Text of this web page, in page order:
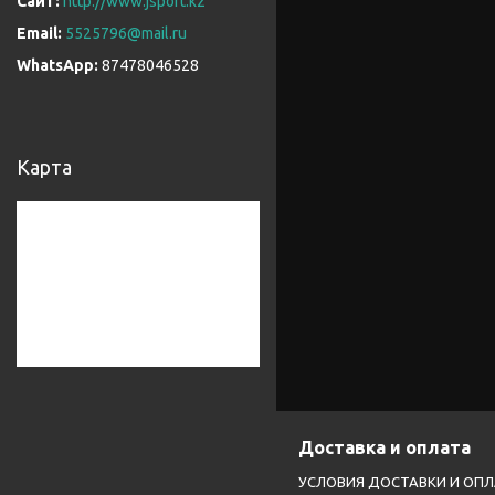
5525796@mail.ru
87478046528
Карта
Доставка и оплата
УСЛОВИЯ ДОСТАВКИ И